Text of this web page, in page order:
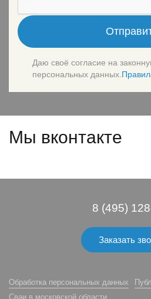
Даю своё согласие на
персональных данных.
Мы вконтакте
8 (495)
Заказать
Обработка персональных данных
Сваи в московской области